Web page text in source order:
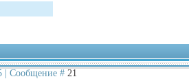
| Сообщение # 21